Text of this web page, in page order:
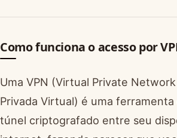
Como funciona o acesso por
Uma VPN (Virtual Private
Privada Virtual) é uma
túnel criptografado entre seu